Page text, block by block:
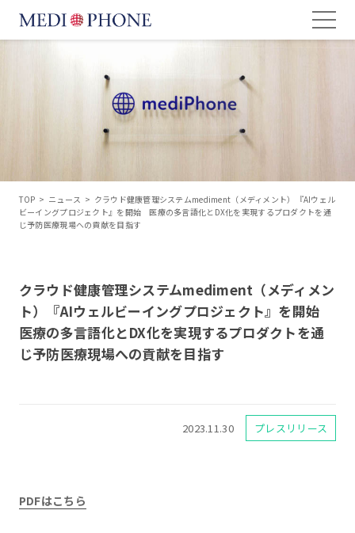
TOP > ニュース > クラウド健康管理システムmediment（メディメント）『AIウェル
ビーイングプロジェクト』を開始 医療の多言語化とDX化を実現するプロダクトを通
じ予防医療現場への貢献を目指す
クラウド健康管理システムmediment（メディメン
ト）『AIウェルビーイングプロジェクト』を開始
医療の多言語化とDX化を実現するプロダクトを通
じ予防医療現場への貢献を目指す
2023.11.30 プレスリリース
PDFはこちら